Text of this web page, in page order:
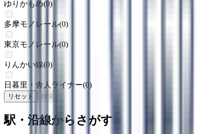
ゆりかもめ(0)
多摩モノレール(0)
東京モノレール(0)
りんかい線(0)
日暮里・舎人ライナー(0)
リセット 検索
駅・沿線からさがす